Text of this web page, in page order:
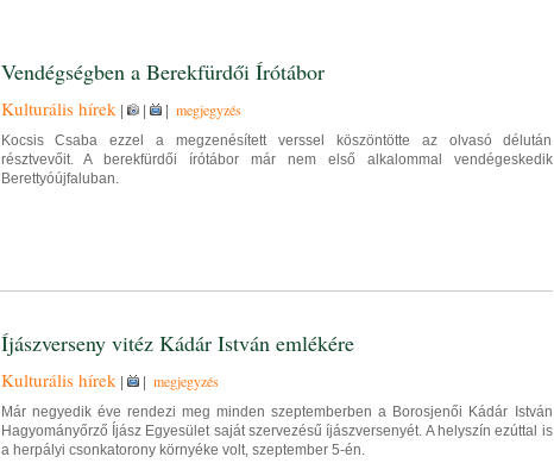
Vendégségben a Berekfürdői Írótábor
Kulturális hírek| | | megjegyzés
Kocsis Csaba ezzel a megzenésített verssel köszöntötte az olvasó délután
résztvevőit. A berekfürdői írótábor már nem első alkalommal vendégeskedik
Berettyóújfaluban.
Íjászverseny vitéz Kádár István emlékére
Kulturális hírek| | megjegyzés
Már negyedik éve rendezi meg minden szeptemberben a Borosjenői Kádár István
Hagyományőrző Íjász Egyesület saját szervezésű íjászversenyét. A helyszín ezúttal is
a herpályi csonkatorony környéke volt, szeptember 5-én.